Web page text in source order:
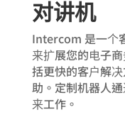
对讲机
Intercom 是一个
来扩展您的电子
括更快的客户解
助。定制机器人
来工作。